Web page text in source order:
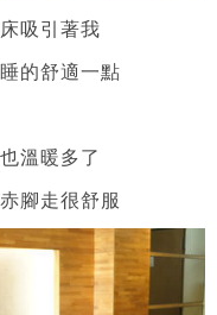
吸引著我
的舒適一點
溫暖多了
腳走很舒服